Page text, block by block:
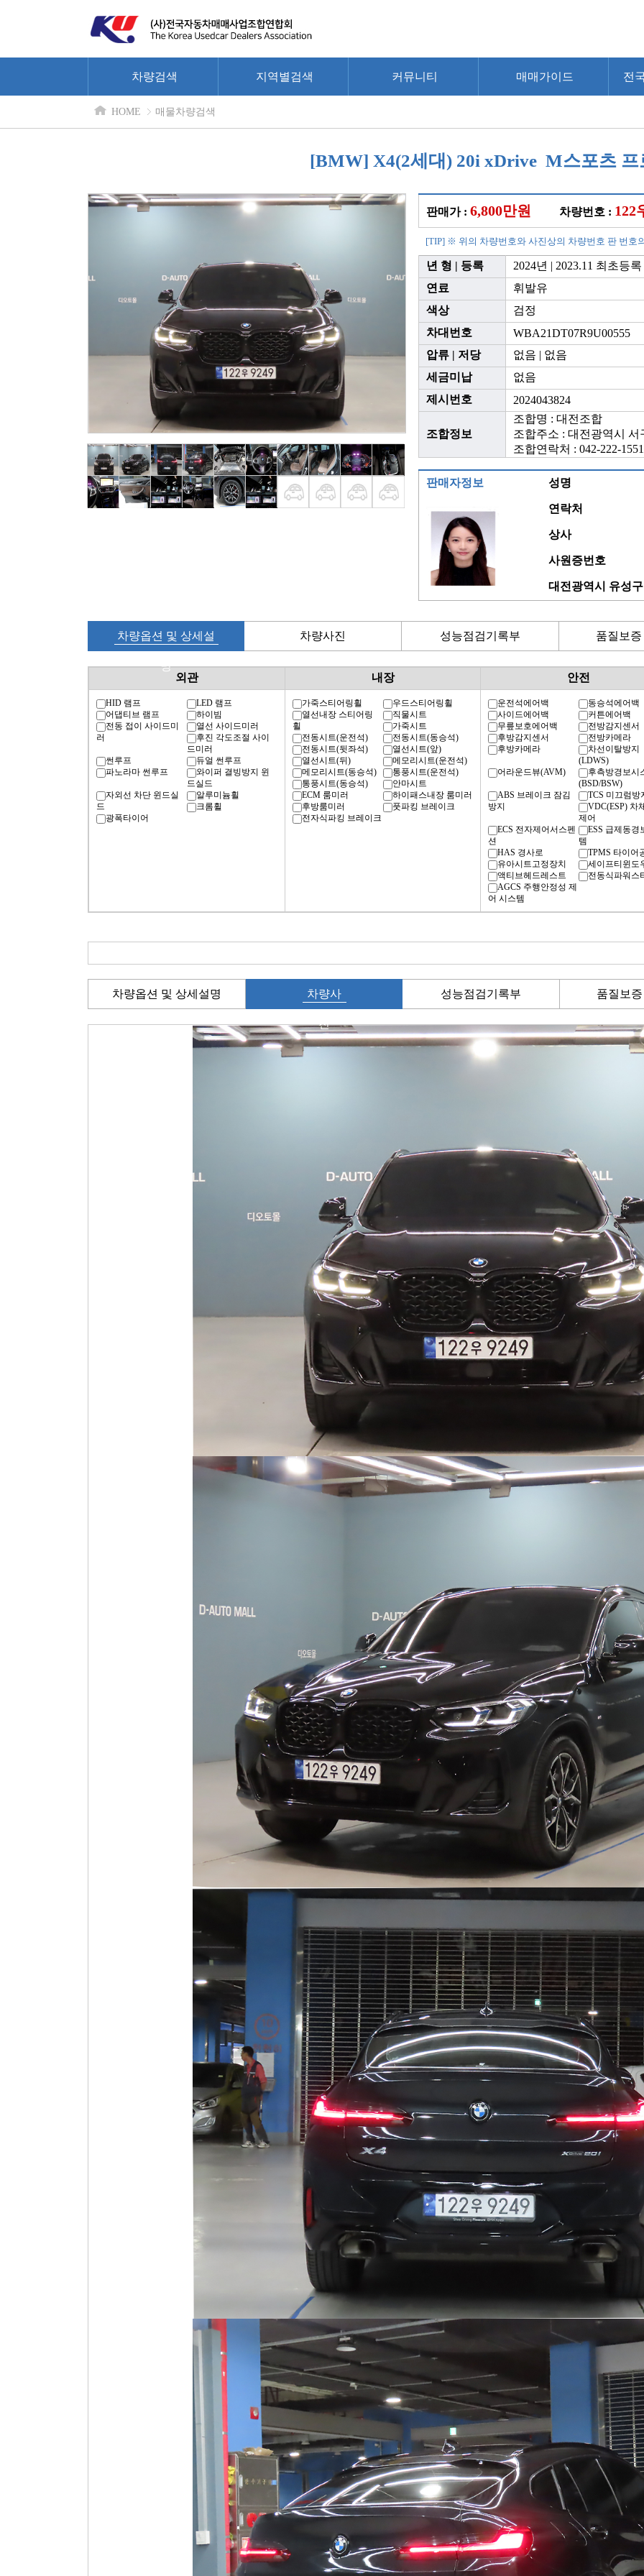
차량검색 지역별검색 커뮤니티 매매가이드 전
HOME 매물차량검색
[BMW] X4(2세대) 20i xDrive M스포츠 프
판매가 : 6,800만원 차량번호 : 122
[TIP] ※ 위의 차량번호와 사진상의 차량번호 판 번호
년 형 | 등록
2024년 | 2023.11 최초등록
연료
휘발유
색상
검정
차대번호
WBA21DT07R9U00555
압류 | 저당
없음 | 없음
세금미납
없음
제시번호
2024043824
조합정보
조합명 : 대전조합
조합주소 : 대전광역시
조합연락처 : 042-222-1551
판매자정보 성명
연락처
상사
사원증번호
대전광역시 유성
차량옵션 및 상세설
명
차량사진 성능점검기록부 품질보
외관 내장 안전
HID 램프
LED 램프
어댑티브 램프
하이빔
전동 접이 사이드미
러
열선 사이드미러
후진 각도조절 사이
드미러
썬루프
듀얼 썬루프
파노라마 썬루프
와이퍼 결빙방지 윈
드실드
자외선 차단 윈드실
드
알루미늄휠
크롬휠
광폭타이어
가죽스티어링휠
우드스티어링휠
열선내장 스티어링
휠
직물시트
가죽시트
전동시트(운전석)
전동시트(동승석)
전동시트(뒷좌석)
열선시트(앞)
열선시트(뒤)
메모리시트(운전석)
메모리시트(동승석)
통풍시트(운전석)
통풍시트(동승석)
안마시트
ECM 룸미러
하이패스내장 룸미러
후방룸미러
풋파킹 브레이크
전자식파킹 브레이크
운전석에어백
동승석에어백
사이드에어백
커튼에어백
무릎보호에어백
전방감지센서
후방감지센서
전방카메라
후방카메라
차선이탈방지
(LDWS)
어라운드뷰(AVM)
후측방경보시
(BSD/BSW)
ABS 브레이크 잠김
방지
TCS 미끄럼방
VDC(ESP) 차
제어
ECS 전자제어서스펜
션
ESS 급제동경
템
HAS 경사로
TPMS 타이어
유아시트고정장치
세이프티윈도
액티브헤드레스트
전동식파워스
AGCS 주행안정성 제
어 시스템
차량옵션 및 상세설명 차량사
진
성능점검기록부 품질보